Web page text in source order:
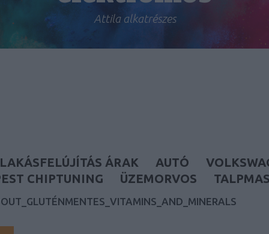
Attila alkatrészes
LAKÁSFELÚJÍTÁS ÁRAK AUTÓ
CHIPTUNING
ÜZEMORVOS